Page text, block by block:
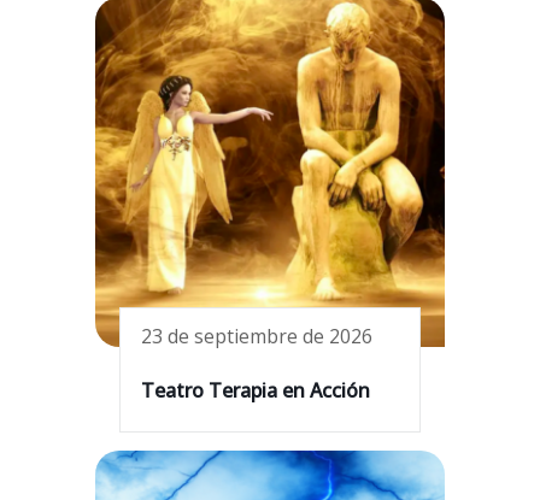
23 de septiembre de 2026
Teatro Terapia en Acción